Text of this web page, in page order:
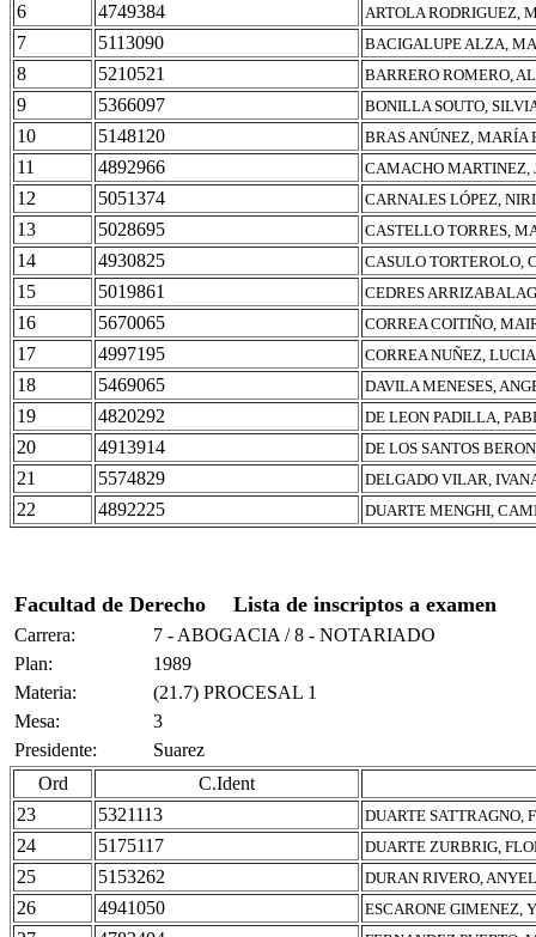
6 4749384 ARTOLA RODRIGUEZ,
7 5113090 BACIGALUPE ALZA,
8 5210521 BARRERO ROMERO,
9 5366097 BONILLA SOUTO,
10 5148120 BRAS ANÚNEZ, MARÍA
11 4892966 CAMACHO MARTINEZ,
12 5051374 CARNALES LÓPEZ,
13 5028695 CASTELLO TORRES,
14 4930825 CASULO TORTEROLO,
15 5019861 CEDRES
16 5670065 CORREA COITIÑO,
17 4997195 CORREA NUÑEZ,
18 5469065 DAVILA MENESES,
19 4820292 DE LEON PADILLA,
20 4913914 DE LOS SANTOS
21 5574829 DELGADO VILAR,
22 4892225 DUARTE MENGHI,
Facultad de Derecho Lista de inscriptos a examen
Carrera:
7 - ABOGACIA / 8 - NOTARIADO
Plan:
1989
Materia:
(21.7) PROCESAL 1
Mesa:
3
Presidente:
Suarez
Ord
C.Ident
23
5321113 DUARTE SATTRAGNO,
24 5175117 DUARTE ZURBRIG,
25 5153262 DURAN RIVERO,
26 4941050 ESCARONE GIMENEZ,